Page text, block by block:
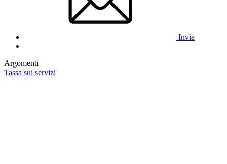
Invia
Argomenti
Tassa sui servizi